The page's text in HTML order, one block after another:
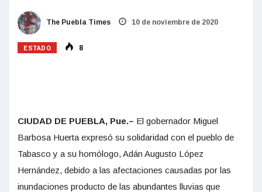
The Puebla Times 10 de noviembre de 2020
ESTADO 8
CIUDAD DE PUEBLA, Pue.– El gobernador Miguel
Barbosa Huerta expresó su solidaridad con el pueblo de
Tabasco y a su homólogo, Adán Augusto López
Hernández, debido a las afectaciones causadas por las
inundaciones producto de las abundantes lluvias que